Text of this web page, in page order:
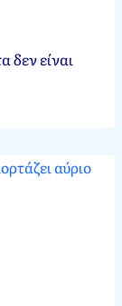
δεν είναι
αύριο